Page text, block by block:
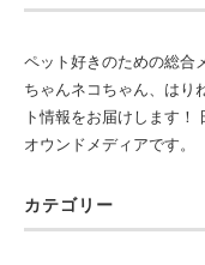
ペット好きのための総合
ちゃんネコちゃん、はり
ト情報をお届けします
オウンドメディアです。
カテゴリー